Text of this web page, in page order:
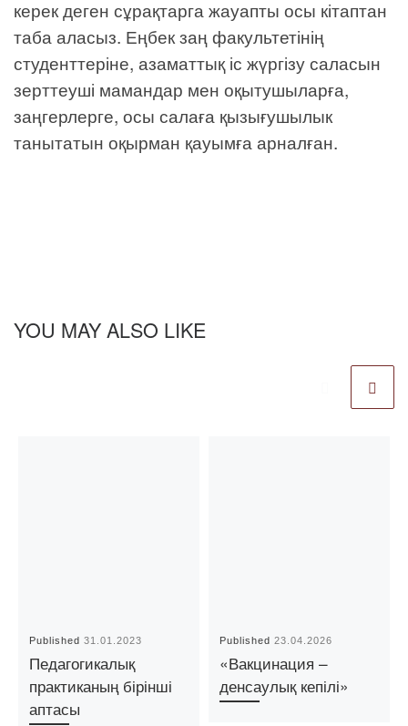
керек деген сұрақтарга жауапты осы кітаптан
таба аласыз. Еңбек заң факультетінің
студенттеріне, азаматтық іс жүргізу саласын
зерттеуші мамандар мен оқытушыларға,
заңгерлерге, осы салаға қызығушылык
танытатын оқырман қауымға арналған.
YOU MAY ALSO LIKE
Published31.01.2023
Педагогикалық
практиканың бірінші
аптасы
Published23.04.2026
«Вакцинация –
денсаулық кепілі»